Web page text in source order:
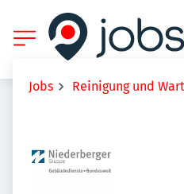
Jobs Reinigung und